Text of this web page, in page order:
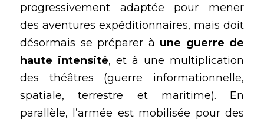
progressivement adaptée pour mener
des aventures expéditionnaires, mais doit
désormais se préparer à une guerre de
haute intensité, et à une multiplication
des théâtres (guerre informationnelle,
spatiale, terrestre et maritime). En
parallèle, l’armée est mobilisée pour des